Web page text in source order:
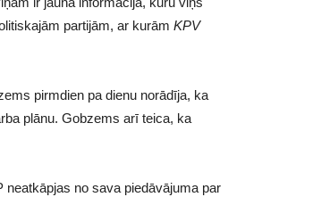
partijām, ar kurām KPV
pirmdien pa dienu norādīja, ka
plānu. Gobzems arī teica, ka
no sava piedāvājuma par